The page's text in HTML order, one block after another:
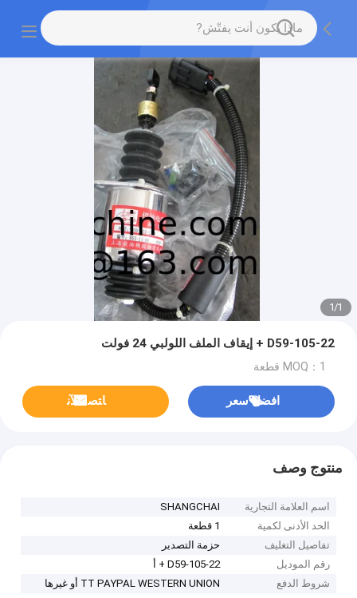
1
/
1
D59-105-22 + إيقاف الملف اللولبي 24 فولت
MOQ：1 قطعة
افضل سعر ﺎﺘﺼﻟ ﺍﻶﻧ
منتوج وصف
اسم العلامة التجارية
SHANGCHAI
الحد الأدنى لكمية
1 قطعة
تفاصيل التغليف
حزمة التصدير
رقم الموديل
D59-105-22 + أ
شروط الدفع
TT PAYPAL WESTERN UNION أو غيرها